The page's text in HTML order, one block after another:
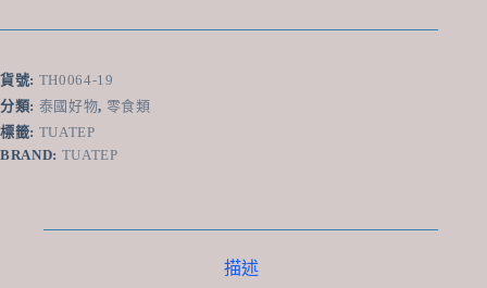
開
心
果
120g
數
貨號: TH0064-19
分類: 泰國好物, 零食類
標籤: TUATEP
BRAND: TUATEP
描述